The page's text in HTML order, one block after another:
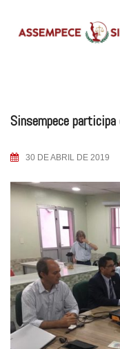
Sinsempece participa
30 DE ABRIL DE 2019